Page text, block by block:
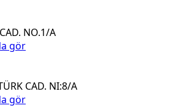
NO.1/A
gör
CAD. NI:8/A
gör